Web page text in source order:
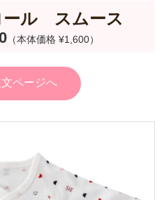
ール スムース
（本体価格 ¥1,600）
文ページへ